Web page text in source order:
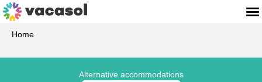
Home
Alternative accommodations